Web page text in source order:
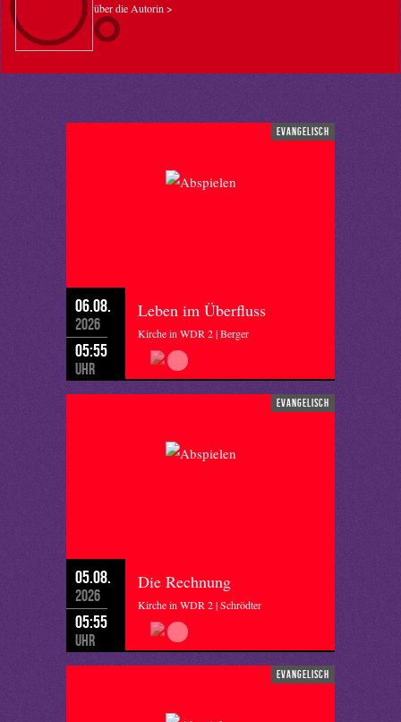
über die Autorin >
evangelisch
06.08.
2026
05:55
Uhr
Leben im Überfluss
Kirche in WDR 2 | Berger
evangelisch
05.08.
2026
05:55
Uhr
Die Rechnung
Kirche in WDR 2 | Schrödter
evangelisch